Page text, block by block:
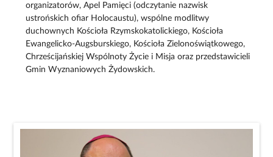
organizatorów, Apel Pamięci (odczytanie nazwisk
ustrońskich ofiar Holocaustu), wspólne modlitwy
duchownych Kościoła Rzymskokatolickiego, Kościoła
Ewangelicko-Augsburskiego, Kościoła Zielonoświątkowego,
Chrześcijańskiej Wspólnoty Życie i Misja oraz przedstawicieli
Gmin Wyznaniowych Żydowskich.